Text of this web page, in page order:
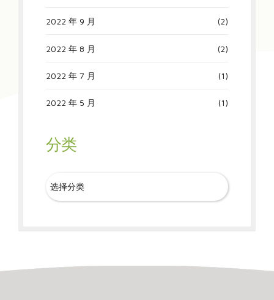
2022 年 9 月 (2)
2022 年 8 月 (2)
2022 年 7 月 (1)
2022 年 5 月 (1)
分类